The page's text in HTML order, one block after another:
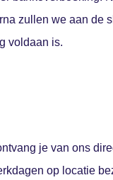
zullen we aan de
voldaan is.
je van ons
op locatie